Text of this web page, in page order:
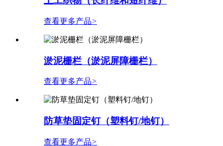
查看更多产品>
淤泥栅栏（淤泥屏障栅栏）
查看更多产品>
防草垫固定钉（塑料钉/地钉）
查看更多产品>